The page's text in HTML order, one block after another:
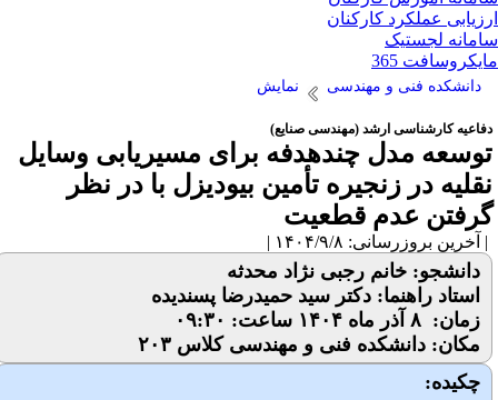
عملکرد کارکنان
لجستیک
365
دانشکده فنی و مهندسی نمایش
کارشناسی ارشد (مهندسی صنایع)
مدل چندهدفه برای مسیریابی وسایل
در زنجیره تأمین بیودیزل با در نظر
عدم قطعیت
بروزرسانی: ۱۴۰۴/۹/۸ |
دانشجو: خانم رجبی نژاد محدثه
استاد راهنما: دکتر سید حمیدرضا پسندیده
زمان: ۸ آذر ماه ۱۴۰۴ ساعت: ۰۹:۳۰
مکان: دانشکده فنی و مهندسی کلاس ۲۰۳
چکیده: